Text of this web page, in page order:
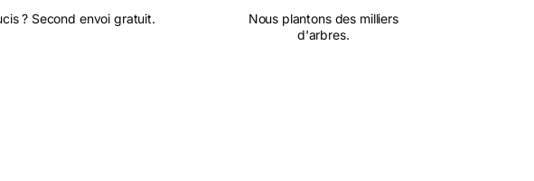
? Second envoi gratuit.
Nous plantons des milliers
d'arbres.